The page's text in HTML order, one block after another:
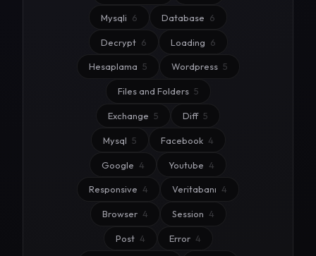
Mysqli 6 Database 6
Decrypt 6 Loading 6
Hesaplama 5 Wordpress 5
Files and Folders 5
Exchange 5 Diff 5
Mysql 5 Facebook 4
Google 4 Youtube 4
Responsive 4 Veritabanı 4
Browser 4 Session 4
Post 4 Error 4